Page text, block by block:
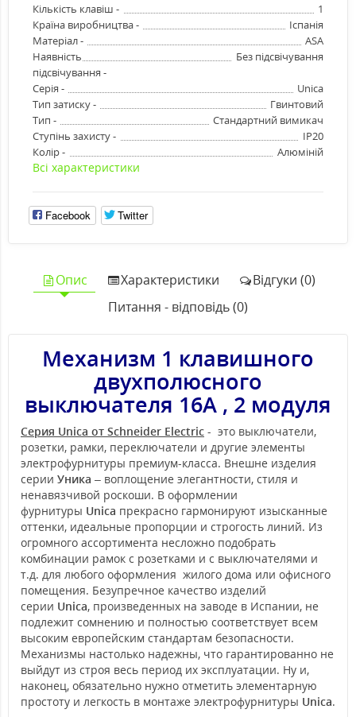
Кількість клавіш -
1
Країна виробництва -
Іспанія
Матеріал -
ASA
Наявність
підсвічування -
Без підсвічування
Серія -
Unica
Тип затиску -
Гвинтовий
Тип -
Стандартний вимикач
Ступінь захисту -
IP20
Колір -
Алюміній
Всі характеристики
Facebook Twitter
Опис Характеристики
Відгуки (0)
Питання - відповідь (0)
Механизм 1 клавишного
двухполюсного
выключателя 16А , 2 модуля
Серия Unica от Schneider Electric - это выключатели,
розетки, рамки, переключатели и другие элементы
электрофурнитуры премиум-класса. Внешне изделия
серии Уника – воплощение элегантности, стиля и
ненавязчивой роскоши. В оформлении
фурнитуры Unica прекрасно гармонируют изысканные
оттенки, идеальные пропорции и строгость линий. Из
огромного ассортимента несложно подобрать
комбинации рамок с розетками и с выключателями и
т.д. для любого оформления жилого дома или офисного
помещения. Безупречное качество изделий
серии Unica, произведенных на заводе в Испании, не
подлежит сомнению и полностью соответствует всем
высоким европейским стандартам безопасности.
Механизмы настолько надежны, что гарантированно не
выйдут из строя весь период их эксплуатации. Ну и,
наконец, обязательно нужно отметить элементарную
простоту и легкость в монтаже электрофурнитуры Unica.